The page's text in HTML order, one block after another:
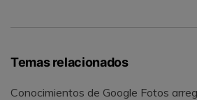
Temas relacionados
Conocimientos de Google Fotos